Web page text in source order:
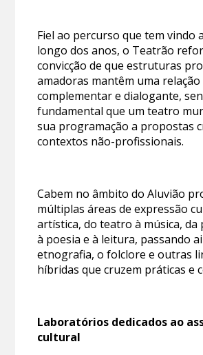
Fiel ao percurso que tem vindo
longo dos anos, o Teatrão
convicção de que estruturas
amadoras mantêm uma relação
complementar e dialogante,
fundamental que um teatro
sua programação a propostas
contextos não-profissionais.
Cabem no âmbito do Aluvião
múltiplas áreas de expressão
artística, do teatro à música, da
à poesia e à leitura, passando
etnografia, o folclore e outras
híbridas que cruzem práticas e
Laboratórios dedicados ao
cultural